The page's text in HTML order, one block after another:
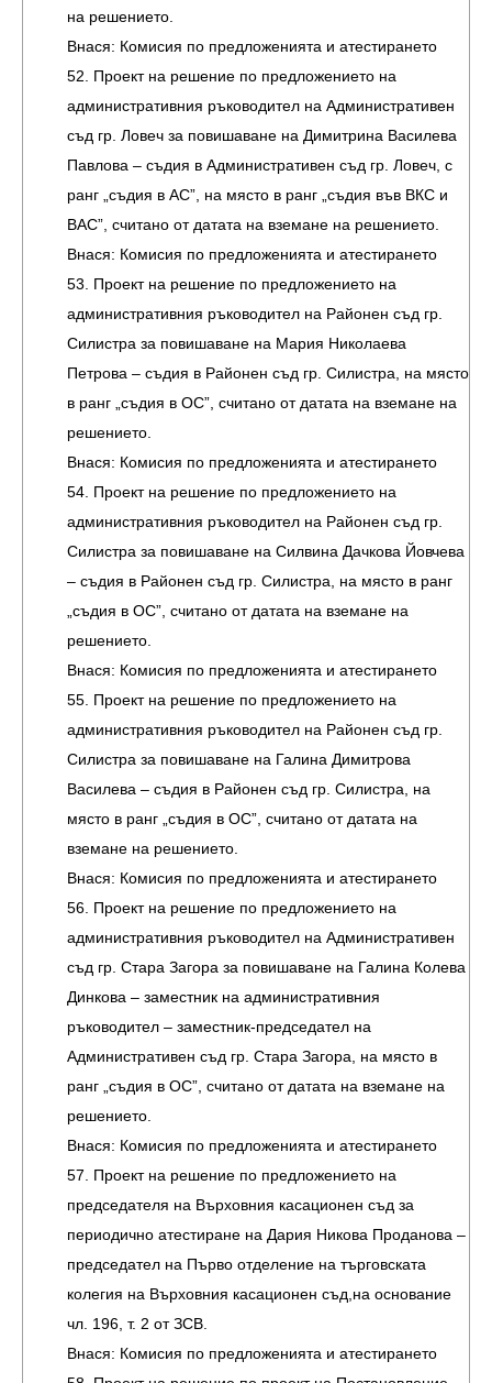
на решението.
Внася: Комисия по предложенията и атестирането
52. Проект на решение по предложението на
административния ръководител на Административен
съд гр. Ловеч за повишаване на Димитрина Василева
Павлова – съдия в Административен съд гр. Ловеч, с
ранг „съдия в АС”, на място в ранг „съдия във ВКС и
ВАС”, считано от датата на вземане на решението.
Внася: Комисия по предложенията и атестирането
53. Проект на решение по предложението на
административния ръководител на Районен съд гр.
Силистра за повишаване на Мария Николаева
Петрова – съдия в Районен съд гр. Силистра, на място
в ранг „съдия в ОС”, считано от датата на вземане на
решението.
Внася: Комисия по предложенията и атестирането
54. Проект на решение по предложението на
административния ръководител на Районен съд гр.
Силистра за повишаване на Силвина Дачкова Йовчева
– съдия в Районен съд гр. Силистра, на място в ранг
„съдия в ОС”, считано от датата на вземане на
решението.
Внася: Комисия по предложенията и атестирането
55. Проект на решение по предложението на
административния ръководител на Районен съд гр.
Силистра за повишаване на Галина Димитрова
Василева – съдия в Районен съд гр. Силистра, на
място в ранг „съдия в ОС”, считано от датата на
вземане на решението.
Внася: Комисия по предложенията и атестирането
56. Проект на решение по предложението на
административния ръководител на Административен
съд гр. Стара Загора за повишаване на Галина Колева
Динкова – заместник на административния
ръководител – заместник-председател на
Административен съд гр. Стара Загора, на място в
ранг „съдия в ОС”, считано от датата на вземане на
решението.
Внася: Комисия по предложенията и атестирането
57. Проект на решение по предложението на
председателя на Върховния касационен съд за
периодично атестиране на Дария Никова Проданова –
председател на Първо отделение на търговската
колегия на Върховния касационен съд,на основание
чл. 196, т. 2 от ЗСВ.
Внася: Комисия по предложенията и атестирането